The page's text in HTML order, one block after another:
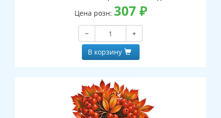
Цена розн: 307 ₽
−
+
В корзину